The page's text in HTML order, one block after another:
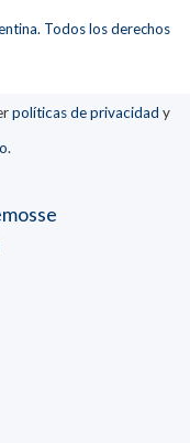
Todos los derechos
políticas de privacidad y
.